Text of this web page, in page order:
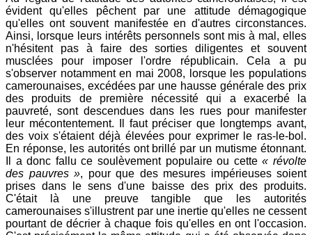
évident qu'elles pêchent par une attitude démagogique
qu'elles ont souvent manifestée en d'autres circonstances.
Ainsi, lorsque leurs intérêts personnels sont mis à mal, elles
n'hésitent pas à faire des sorties diligentes et souvent
musclées pour imposer l'ordre républicain. Cela a pu
s'observer notamment en mai 2008, lorsque les populations
camerounaises, excédées par une hausse générale des prix
des produits de première nécessité qui a exacerbé la
pauvreté, sont descendues dans les rues pour manifester
leur mécontentement. Il faut préciser que longtemps avant,
des voix s'étaient déjà élevées pour exprimer le ras-le-bol.
En réponse, les autorités ont brillé par un mutisme étonnant.
Il a donc fallu ce soulèvement populaire ou cette« révolte
des pauvres », pour que des mesures impérieuses soient
prises dans le sens d'une baisse des prix des produits.
C'était là une preuve tangible que les autorités
camerounaises s'illustrent par une inertie qu'elles ne cessent
pourtant de décrier à chaque fois qu'elles en ont l'occasion.